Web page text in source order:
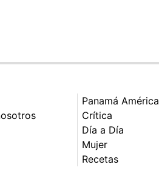
Panamá América
Crítica
Día a Día
Mujer
Recetas